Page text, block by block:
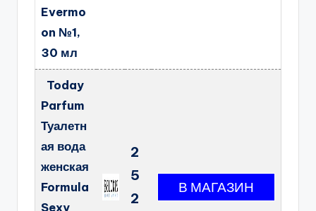
Evermo
on №1,
30 мл
Today
Parfum
Туалетн
ая вода
женская
Formula
Sexy
2
5
2